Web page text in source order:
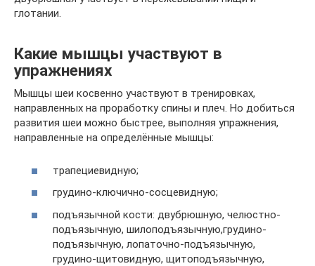
глотании.
Какие мышцы участвуют в
упражнениях
Мышцы шеи косвенно участвуют в тренировках,
направленных на проработку спины и плеч. Но добиться
развития шеи можно быстрее, выполняя упражнения,
направленные на определённые мышцы:
трапециевидную;
грудино-ключично-сосцевидную;
подъязычной кости: двубрюшную, челюстно-
подъязычную, шилоподъязычную,грудино-
подъязычную, лопаточно-подъязычную,
грудино-щитовидную, щитоподъязычную,